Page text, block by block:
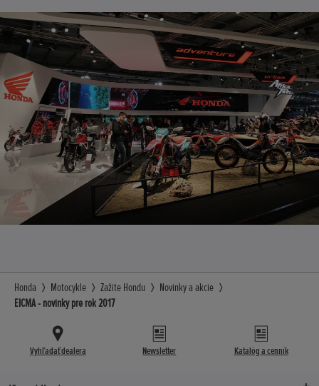
Honda Motocykle Zažite Hondu
Novinky a akcie
EICMA - novinky pre rok 2017
Vyhľadať dealera Newsletter Katalóg a cenník